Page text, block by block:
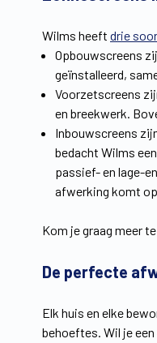
Wilms heeft drie
Opbouwscreens
geïnstalleerd,
Voorzetscreens
en breekwerk.
Inbouwscreens
bedacht Wilms
passief- en lage-
afwerking komt
Kom je graag meer
De perfecte
Elk huis en elke
behoeftes. Wil je